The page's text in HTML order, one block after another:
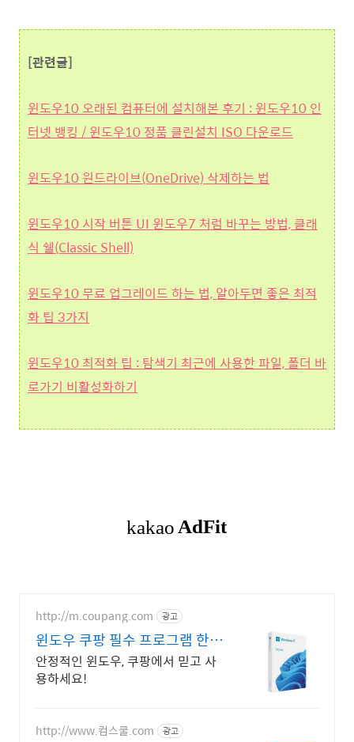
[관련글]
윈도우10 오래된 컴퓨터에 설치해본 후기 : 윈도우10 인
터넷 뱅킹 / 윈도우10 정품 클린설치 ISO 다운로드
윈도우10 원드라이브(OneDrive) 삭제하는 법
윈도우10 시작 버튼 UI 윈도우7 처럼 바꾸는 방법, 클래
식 쉘(Classic Shell)
윈도우10 무료 업그레이드 하는 법, 알아두면 좋은 최적
화 팁 3가지
윈도우10 최적화 팁 : 탐색기 최근에 사용한 파일, 폴더 바
로가기 비활성화하기
http://m.coupang.com 광고
윈도우 쿠팡 필수 프로그램 한번
에!
안정적인 윈도우, 쿠팡에서 믿고 사
용하세요!
http://www.컴스쿨.com 광고